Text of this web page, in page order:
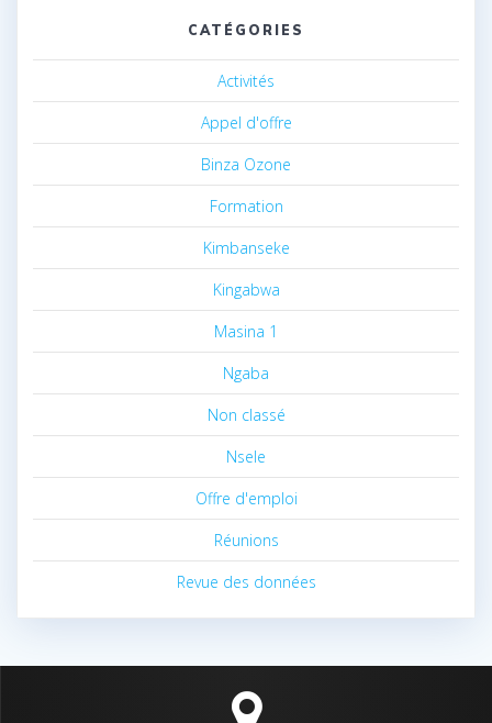
CATÉGORIES
Activités
Appel d'offre
Binza Ozone
Formation
Kimbanseke
Kingabwa
Masina 1
Ngaba
Non classé
Nsele
Offre d'emploi
Réunions
Revue des données